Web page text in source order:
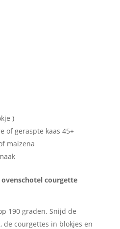
)
of geraspte kaas 45+
maizena
courgette
190 graden. Snijd de
de courgettes in blokjes en